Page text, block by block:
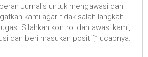
Jurnalis untuk mengawasi dan
kami agar tidak salah langkah
Silahkan kontrol dan awasi kami,
dan beri masukan positif,” ucapnya.